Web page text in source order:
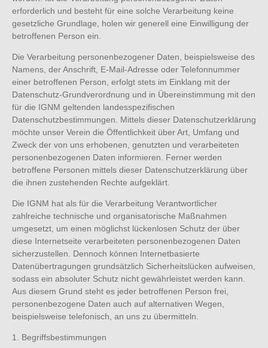
erforderlich und besteht für eine solche Verarbeitung keine
gesetzliche Grundlage, holen wir generell eine Einwilligung der
betroffenen Person ein.
Die Verarbeitung personenbezogener Daten, beispielsweise des
Namens, der Anschrift, E-Mail-Adresse oder Telefonnummer
einer betroffenen Person, erfolgt stets im Einklang mit der
Datenschutz-Grundverordnung und in Übereinstimmung mit den
für die IGNM geltenden landesspezifischen
Datenschutzbestimmungen. Mittels dieser Datenschutzerklärung
möchte unser Verein die Öffentlichkeit über Art, Umfang und
Zweck der von uns erhobenen, genutzten und verarbeiteten
personenbezogenen Daten informieren. Ferner werden
betroffene Personen mittels dieser Datenschutzerklärung über
die ihnen zustehenden Rechte aufgeklärt.
Die IGNM hat als für die Verarbeitung Verantwortlicher
zahlreiche technische und organisatorische Maßnahmen
umgesetzt, um einen möglichst lückenlosen Schutz der über
diese Internetseite verarbeiteten personenbezogenen Daten
sicherzustellen. Dennoch können Internetbasierte
Datenübertragungen grundsätzlich Sicherheitslücken aufweisen,
sodass ein absoluter Schutz nicht gewährleistet werden kann.
Aus diesem Grund steht es jeder betroffenen Person frei,
personenbezogene Daten auch auf alternativen Wegen,
beispielsweise telefonisch, an uns zu übermitteln.
1. Begriffsbestimmungen